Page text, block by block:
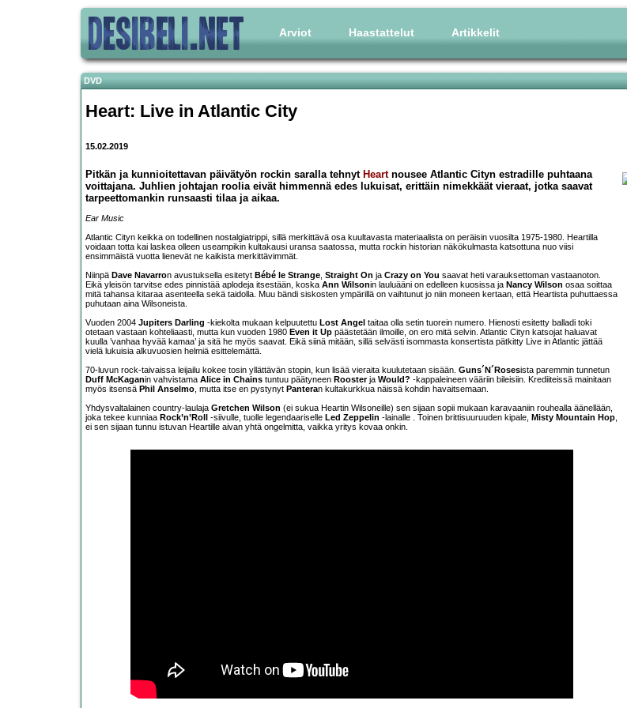
Arviot Haastattelut Artikkelit
DVD
Heart: Live in Atlantic City
15.02.2019
Pitkän ja kunnioitettavan päivätyön rockin saralla tehnyt Heartnousee Atlantic Cityn estradille puhtaana
voittajana. Juhlien johtajan roolia eivät himmennä edes lukuisat, erittäin nimekkäät vieraat, jotka saavat
tarpeettomankin runsaasti tilaa ja aikaa.
Ear Music
Atlantic Cityn keikka on todellinen nostalgiatrippi, sillä merkittävä osa kuultavasta materiaalista on peräisin vuosilta 1975-1980. Heartilla
voidaan totta kai laskea olleen useampikin kultakausi uransa saatossa, mutta rockin historian näkökulmasta katsottuna nuo viisi
ensimmäistä vuotta lienevät ne kaikista merkittävimmät.
Niinpä Dave Navarron avustuksella esitetyt Bébé le Strange, Straight On ja Crazy on You saavat heti varauksettoman vastaanoton.
Eikä yleisön tarvitse edes pinnistää aplodeja itsestään, koska Ann Wilsonin lauluääni on edelleen kuosissa ja Nancy Wilson osaa soittaa
mitä tahansa kitaraa asenteella sekä taidolla. Muu bändi siskosten ympärillä on vaihtunut jo niin moneen kertaan, että Heartista puhuttaessa
puhutaan aina Wilsoneista.
Vuoden 2004 Jupiters Darling -kiekolta mukaan kelpuutettu Lost Angel taitaa olla setin tuorein numero. Hienosti esitetty balladi toki
otetaan vastaan kohteliaasti, mutta kun vuoden 1980 Even it Up päästetään ilmoille, on ero mitä selvin. Atlantic Cityn katsojat haluavat
kuulla ’vanhaa hyvää kamaa’ ja sitä he myös saavat. Eikä siinä mitään, sillä selvästi isommasta konsertista pätkitty Live in Atlantic jättää
vielä lukuisia alkuvuosien helmiä esittelemättä.
70-luvun rock-taivaissa leijailu kokee tosin yllättävän stopin, kun lisää vieraita kuulutetaan sisään. Guns´N´Rosesista paremmin tunnetun
Duff McKaganin vahvistama Alice in Chains tuntuu päätyneen Roosterja Would? -kappaleineen vääriin bileisiin. Krediiteissä mainitaan
myös itsensä Phil Anselmo, mutta itse en pystynyt Panteran kultakurkkua näissä kohdin havaitsemaan.
Yhdysvaltalainen country-laulaja Gretchen Wilson (ei sukua Heartin Wilsoneille) sen sijaan sopii mukaan karavaaniin rouhealla äänellään,
joka tekee kunniaa Rock’n’Roll -siivulle, tuolle legendaariselle Led Zeppelin -lainalle . Toinen brittisuuruuden kipale, Misty Mountain Hop,
ei sen sijaan tunnu istuvan Heartille aivan yhtä ongelmitta, vaikka yritys kovaa onkin.